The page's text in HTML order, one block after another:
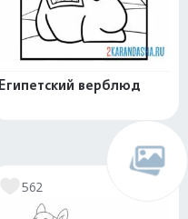
Египетский верблюд
562